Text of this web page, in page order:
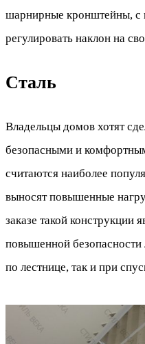
шарнирные кронштейны,
регулировать наклон на
Сталь
Владельцы домов хотят
безопасными и
считаются наиболее
выносят повышенные
заказе такой конструкции
повышенной
по лестнице, так и при